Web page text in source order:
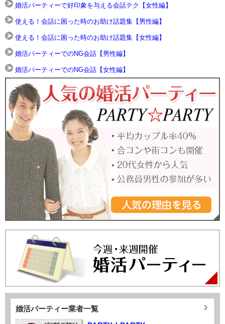
婚活パーティーで好印象を与える会話テク【女性編】
使える！会話に困った時のお助け話題集【男性編】
使える！会話に困った時のお助け話題集【女性編】
婚活パーティーでのNG会話【男性編】
婚活パーティーでのNG会話【女性編】
婚活パーティー業者一覧